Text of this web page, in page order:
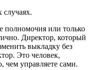
случаях.
полномочия или только
Директор, который
выкладку без
Это человек,
чем управляете сами.